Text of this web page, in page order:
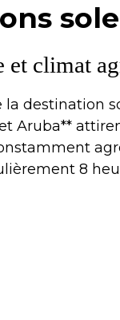
et climat
la destination
Aruba**
8